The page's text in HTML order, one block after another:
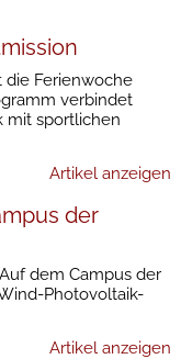
die Ferienwoche
verbindet
mit sportlichen
Artikel anzeigen
der
dem Campus der
Photovoltaik-
Artikel anzeigen